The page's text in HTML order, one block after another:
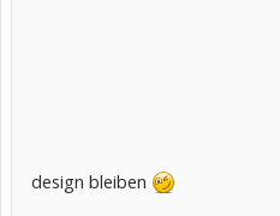
design bleiben